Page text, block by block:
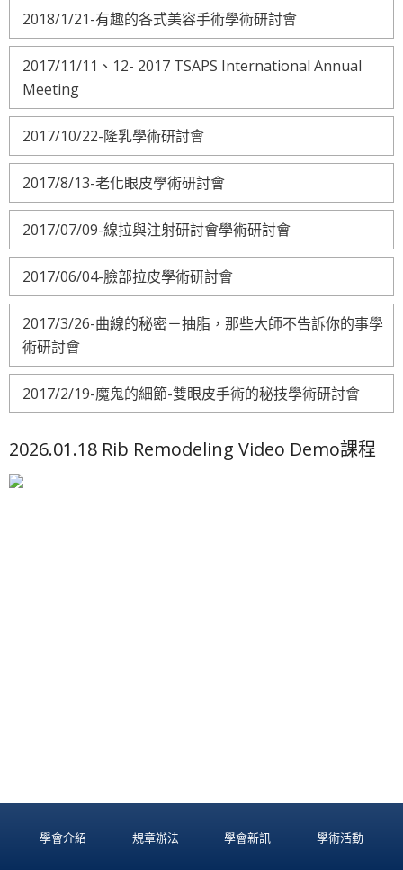
2018/1/21-有趣的各式美容手術學術研討會
2017/11/11、12- 2017 TSAPS International Annual
Meeting
2017/10/22-隆乳學術研討會
2017/8/13-老化眼皮學術研討會
2017/07/09-線拉與注射研討會學術研討會
2017/06/04-臉部拉皮學術研討會
2017/3/26-曲線的秘密－抽脂，那些大師不告訴你的事學
術研討會
2017/2/19-魔鬼的細節-雙眼皮手術的秘技學術研討會
2026.01.18 Rib Remodeling Video Demo課程
學會介紹 規章辦法 學會新訊 學術活動